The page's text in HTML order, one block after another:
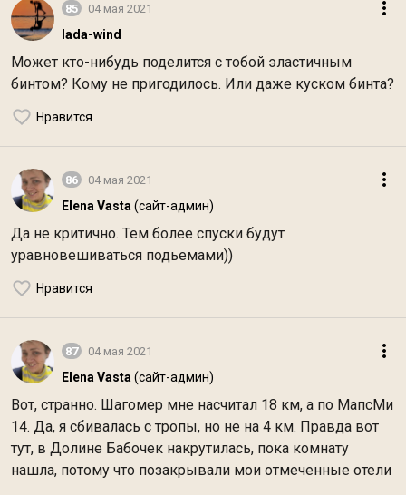
85 04 мая 2021
lada-wind
Может кто-нибудь поделится с тобой эластичным
бинтом? Кому не пригодилось. Или даже куском бинта?
Нравится
86 04 мая 2021
Elena Vasta (сайт-админ)
Да не критично. Тем более спуски будут
уравновешиваться подьемами))
Нравится
87 04 мая 2021
Elena Vasta (сайт-админ)
Вот, странно. Шагомер мне насчитал 18 км, а по МапсМи
14. Да, я сбивалась с тропы, но не на 4 км. Правда вот
тут, в Долине Бабочек накрутилась, пока комнату
нашла, потому что позакрывали мои отмеченные отели